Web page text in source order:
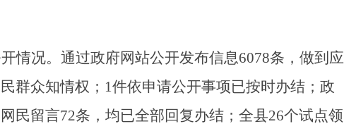
情况。 通过政府网站公开发布信息6078条，做到应
群众知情权； 1件依申请公开事项已按时办结；政
民留言72条，均已全部回复办结；全县26个试点领